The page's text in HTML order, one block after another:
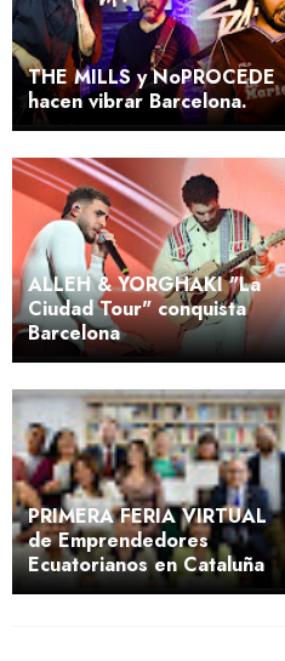
THE MILLS y NoPROCEDE
hacen vibrar Barcelona.
ALLEH & YORGHAKI "La
Ciudad Tour" conquista
Barcelona
PRIMERA FERIA VIRTUAL
de Emprendedores
Ecuatorianos en Cataluña